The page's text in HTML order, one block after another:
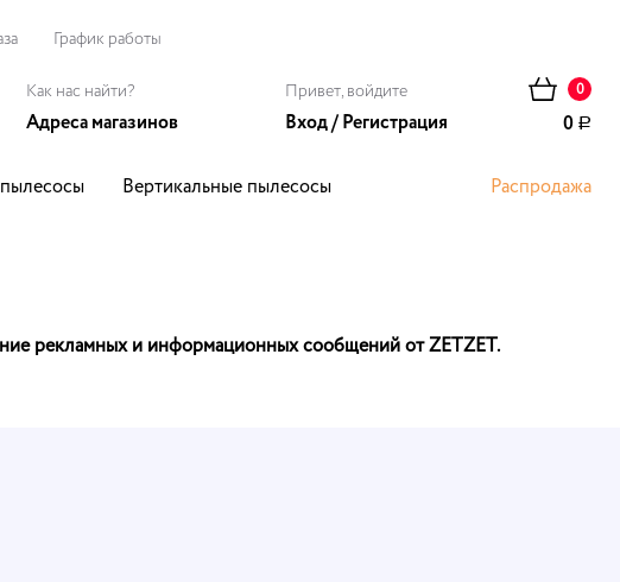
0
0 Р
Привет, войдите
Вход/ Регистрация
График работы
Как нас найти?
Адреса магазинов
Вертикальные пылесосы
Распродажа
рекламных и информационных сообщений от ZETZET.